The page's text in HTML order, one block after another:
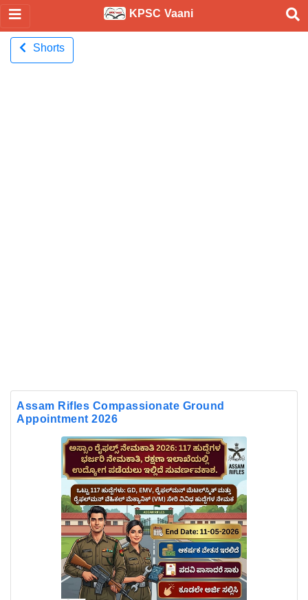
KPSC Vaani
Shorts
Assam Rifles Compassionate Ground
Appointment 2026